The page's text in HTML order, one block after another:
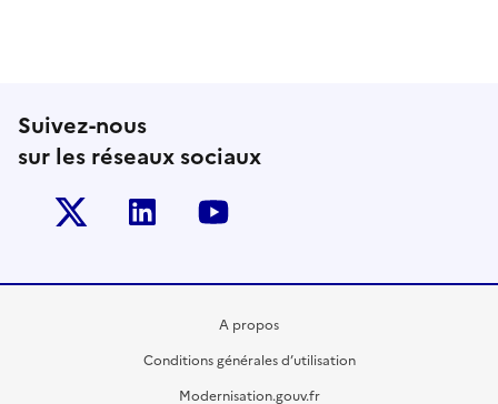
Suivez-nous
sur les réseaux sociaux
Twitter-x Linkedin
A propos
Conditions générales d’utilisation
Modernisation.gouv.fr